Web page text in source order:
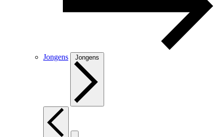
Jongens Jongens